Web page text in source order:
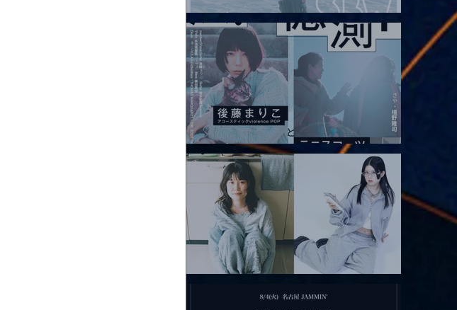
2026.08.08 |【観覧】Oaiko pre.「これから」延期公演 Blurred
City Lights × 17歳とベルリンの壁
2026.08.10 |【観覧】「巷のmyストーリー/風の憶測1～後藤まりこ
アコースティックviolence POPとテニスコーツ」